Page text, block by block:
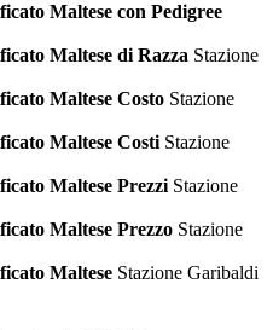
Maltese con Pedigree
Maltese di Razza Stazione
Maltese Costo Stazione
Maltese CostiStazione
Maltese PrezziStazione
Maltese Prezzo Stazione
Maltese Stazione Garibaldi